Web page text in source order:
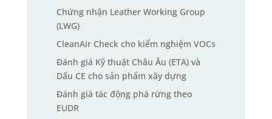
Chứng nhận Leather Working Group
(LWG)
CleanAir Check cho kiểm nghiệm VOCs
Đánh giá Kỹ thuật Châu Âu (ETA) và
Dấu CE cho sản phẩm xây dựng
Đánh giá tác động phá rừng theo
EUDR